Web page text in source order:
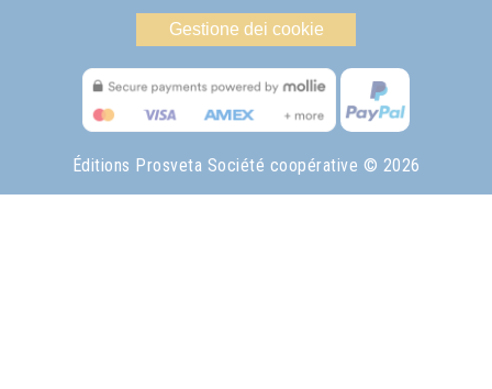
Gestione dei cookie
Éditions Prosveta Société coopérative © 2026